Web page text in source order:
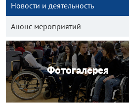
Новости и деятельность
Анонс мероприятий
Фотогалерея